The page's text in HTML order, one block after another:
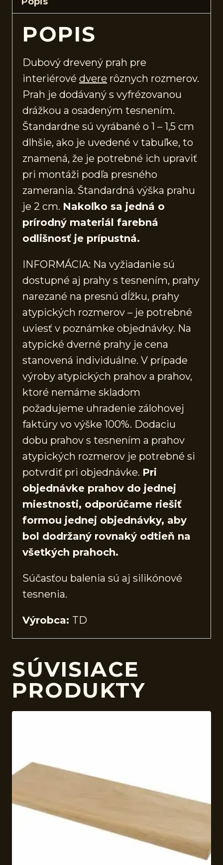
POPIS
Dubový drevený prah pre
interiérové dvere rôznych rozmerov.
Prah je dodávaný s vyfrézovanou
drážkou a osadeným tesnením.
Štandardne sú vyrábané o 1 – 1,5 cm
dlhšie, ako je uvedené v tabuľke, to
znamená, že je potrebné ich upraviť
pri montáži podľa presného
zamerania. Štandardná výška prahu
je 2 cm. Nakoľko sa jedná o
prírodný materiál farebná
odlišnosť je prípustná.
INFORMÁCIA: Na vyžiadanie sú
dostupné aj prahy s tesnením, prahy
narezané na presnú dĺžku, prahy
atypických rozmerov – je potrebné
uviesť v poznámke objednávky. Na
atypické dverné prahy je cena
stanovená individuálne. V prípade
výroby atypických prahov a prahov,
ktoré nemáme skladom
požadujeme uhradenie zálohovej
faktúry vo výške 100%. Dodaciu
dobu prahov s tesnením a prahov
atypických rozmerov je potrebné si
potvrdiť pri objednávke. Pri
objednávke prahov do jednej
miestnosti, odporúčame riešiť
formou jednej objednávky, aby
bol dodržaný rovnaký odtieň na
všetkých prahoch.
Súčasťou balenia sú aj silikónové
tesnenia.
Výrobca: TD
SÚVISIACE
PRODUKTY